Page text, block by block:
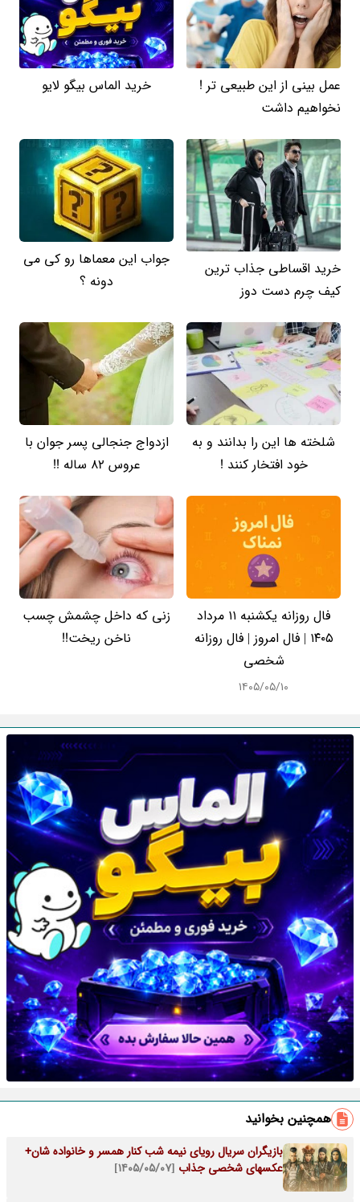
عمل بینی از این طبیعی تر !
نخواهیم داشت
خرید الماس بیگو لایو
خرید اقساطی جذاب ترین
کیف چرم دست دوز
جواب این معماها رو کی می
دونه ؟
شلخته ها این را بدانند و به
خود افتخار کنند !
ازدواج جنجالی پسر جوان با
عروس 82 ساله !!
فال روزانه یکشنبه ۱۱ مرداد
۱۴۰۵ | فال امروز | فال روزانه
شخصی
۱۴۰۵/۰۵/۱۰
زنی که داخل چشمش چسب
ناخن ریخت!!
همچنین بخوانید
بازیگران سریال رویای نیمه شب کنار همسر و خانواده شان+
عکسهای شخصی جذاب [۱۴۰۵/۰۵/۰۷]